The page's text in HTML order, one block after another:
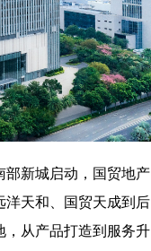
部新城启动，国贸地产
洋天和、国贸天成到后
，从产品打造到服务升